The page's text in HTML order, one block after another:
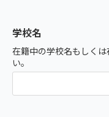
学校名
在籍中の学校名もしく
い。